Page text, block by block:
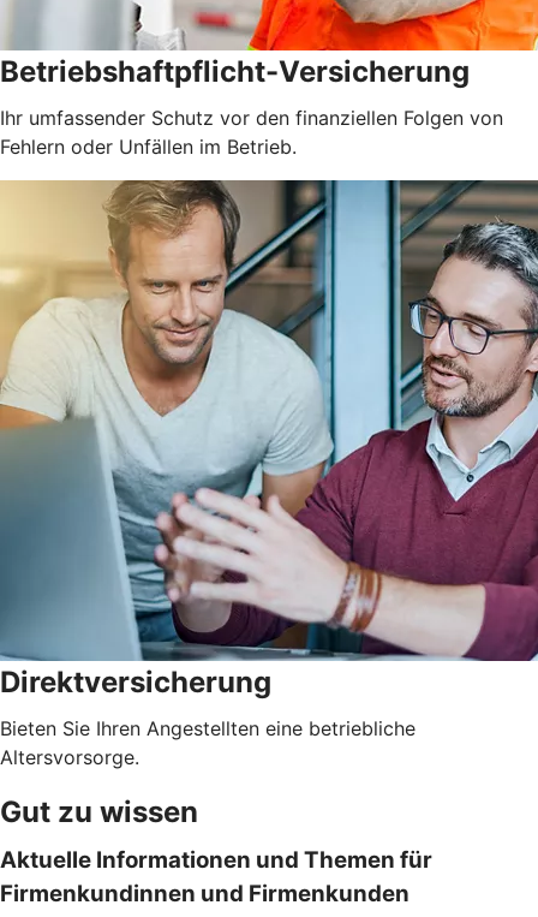
Betriebshaftpflicht-Versicherung
Ihr umfassender Schutz vor den finanziellen Folgen von
Fehlern oder Unfällen im Betrieb.
Direktversicherung
Bieten Sie Ihren Angestellten eine betriebliche
Altersvorsorge.
Gut zu wissen
Aktuelle Informationen und Themen für
Firmenkundinnen und Firmenkunden